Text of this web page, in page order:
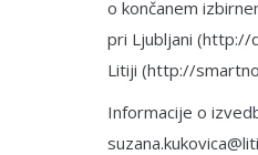
o končanem
pri Ljubljani
Litiji (http://
Informacije o